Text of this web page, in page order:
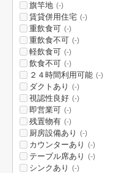
旗竿地 (-)
賃貸併用住宅 (-)
重飲食可 (-)
重飲食不可 (-)
軽飲食可 (-)
飲食不可 (-)
２４時間利用可能 (-)
ダクトあり (-)
視認性良好 (-)
即営業可 (-)
残置物有 (-)
厨房設備あり (-)
カウンターあり (-)
テーブル席あり (-)
シンクあり (-)